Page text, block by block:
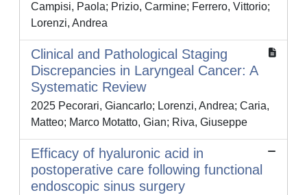
Campisi, Paola; Prizio, Carmine; Ferrero, Vittorio;
Lorenzi, Andrea
Clinical and Pathological Staging
Discrepancies in Laryngeal Cancer: A
Systematic Review
2025 Pecorari, Giancarlo; Lorenzi, Andrea; Caria,
Matteo; Marco Motatto, Gian; Riva, Giuseppe
Efficacy of hyaluronic acid in
postoperative care following functional
endoscopic sinus surgery